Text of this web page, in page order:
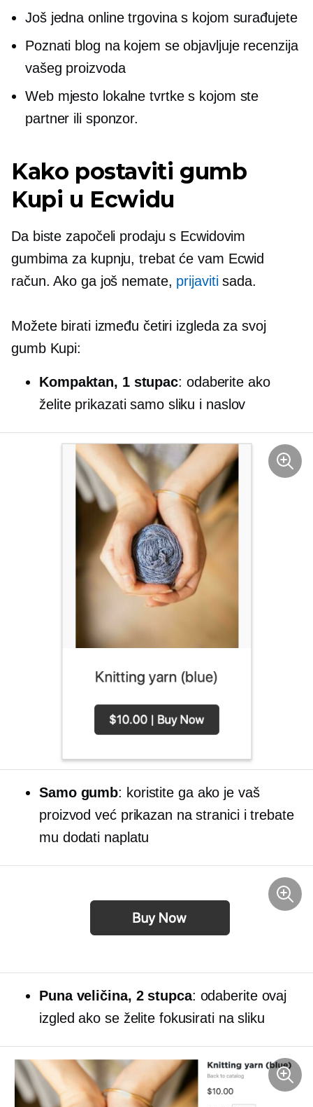
Još jedna online trgovina s kojom surađujete
Poznati blog na kojem se objavljuje recenzija
vašeg proizvoda
Web mjesto lokalne tvrtke s kojom ste
partner ili sponzor.
Kako postaviti gumb
Kupi u Ecwidu
Da biste započeli prodaju s Ecwidovim
gumbima za kupnju, trebat će vam Ecwid
račun. Ako ga još nemate, prijavitisada.
Možete birati između četiri izgleda za svoj
gumb Kupi:
Kompaktan, 1 stupac: odaberite ako
želite prikazati samo sliku i naslov
Samo gumb: koristite ga ako je vaš
proizvod već prikazan na stranici i trebate
mu dodati naplatu
Puna veličina, 2 stupca: odaberite ovaj
izgled ako se želite fokusirati na sliku